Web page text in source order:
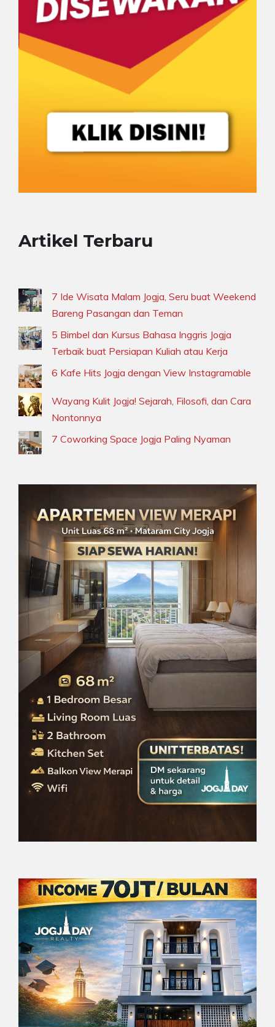
Artikel Terbaru
7 Ide Wisata Malam Jogja, Seru buat Weekend
Bareng Pasangan dan Teman
5 Bimbel dan Kursus Bahasa Inggris Jogja
Terbaik buat Persiapan Kuliah atau Kerja
6 Kafe Hits Jogja dengan View Instagramable
Wayang Kulit Jogja! Sejarah, Filosofi, dan Cara
Nontonnya
7 Coworking Space Jogja Paling Nyaman